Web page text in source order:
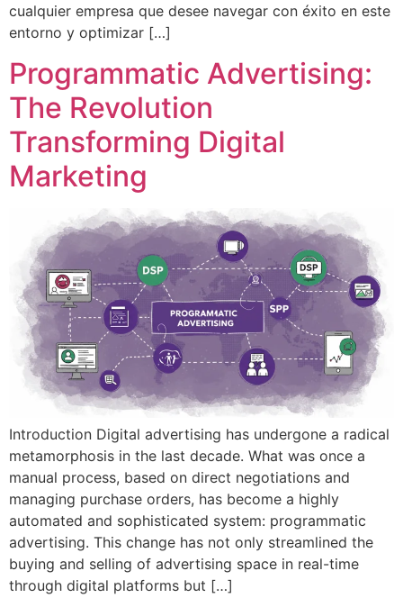
cualquier empresa que desee navegar con éxito en este
entorno y optimizar […]
Programmatic Advertising:
The Revolution
Transforming Digital
Marketing
Introduction Digital advertising has undergone a radical
metamorphosis in the last decade. What was once a
manual process, based on direct negotiations and
managing purchase orders, has become a highly
automated and sophisticated system: programmatic
advertising. This change has not only streamlined the
buying and selling of advertising space in real-time
through digital platforms but […]